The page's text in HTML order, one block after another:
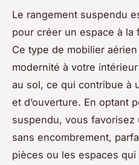
Le rangement suspendu
pour créer un espace à
Ce type de mobilier
modernité à votre
au sol, ce qui contribue à
et d’ouverture. En optant
suspendu, vous favorisez
sans encombrement,
pièces ou les espaces